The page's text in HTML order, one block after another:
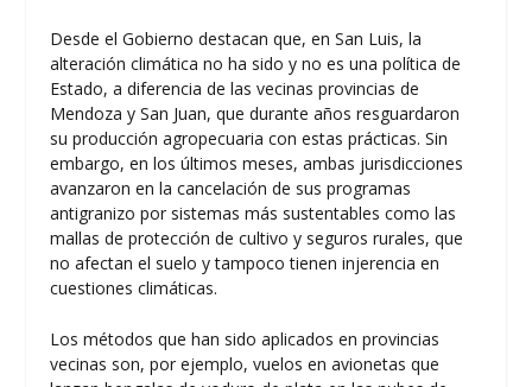
Desde el Gobierno destacan que, en San Luis, la
alteración climática no ha sido y no es una política de
Estado, a diferencia de las vecinas provincias de
Mendoza y San Juan, que durante años resguardaron
su producción agropecuaria con estas prácticas. Sin
embargo, en los últimos meses, ambas jurisdicciones
avanzaron en la cancelación de sus programas
antigranizo por sistemas más sustentables como las
mallas de protección de cultivo y seguros rurales, que
no afectan el suelo y tampoco tienen injerencia en
cuestiones climáticas.
Los métodos que han sido aplicados en provincias
vecinas son, por ejemplo, vuelos en avionetas que